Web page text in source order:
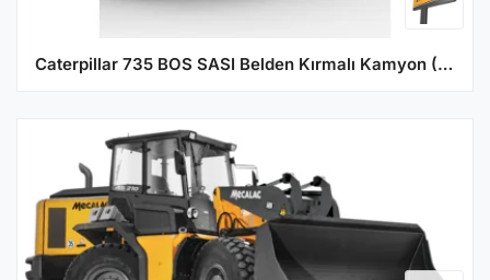
Caterpillar 735 BOS SASI Belden Kırmalı Kamyon (Articulated Truck)